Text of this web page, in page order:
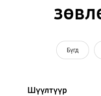
Бүгд
Шүүлтүүр